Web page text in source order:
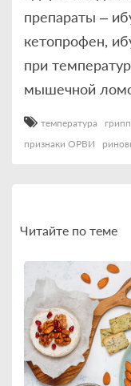
препараты –
кетопрофен,
при
мышечной
температура грипп
признаки ОРВИ
Читайте по теме